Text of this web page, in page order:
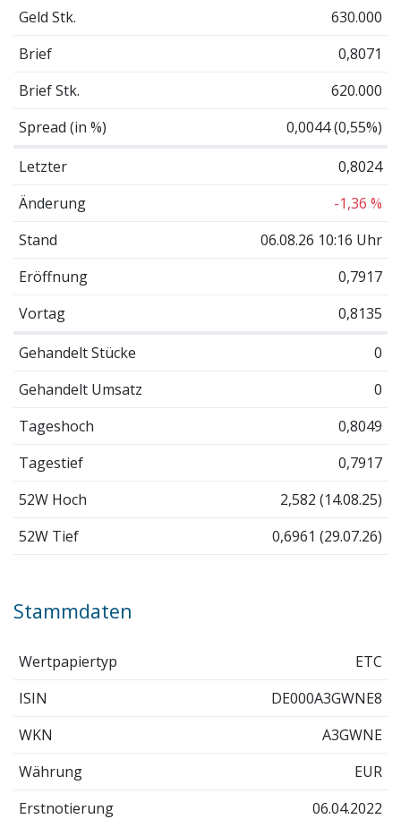
Geld Stk.
630.000
Brief
0,8071
Brief Stk.
620.000
Spread (in %)
0,0044 (0,55%)
Letzter
0,8024
Änderung
-1,36 %
Stand
06.08.26 10:16 Uhr
Eröffnung
0,7917
Vortag
0,8135
Gehandelt Stücke
0
Gehandelt Umsatz
0
Tageshoch
0,8049
Tagestief
0,7917
52W Hoch
2,582 (14.08.25)
52W Tief
0,6961 (29.07.26)
Stammdaten
Wertpapiertyp
ETC
ISIN
DE000A3GWNE8
WKN
A3GWNE
Währung
EUR
Erstnotierung
06.04.2022